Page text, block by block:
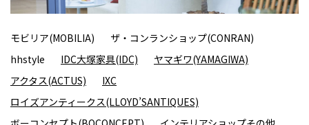
モビリア(MOBILIA)
ザ・コンランショップ(CONRAN)
hhstyle
IDC大塚家具(IDC)
ヤマギワ(YAMAGIWA)
アクタス(ACTUS)
IXC
ロイズアンティークス(LLOYD’SANTIQUES)